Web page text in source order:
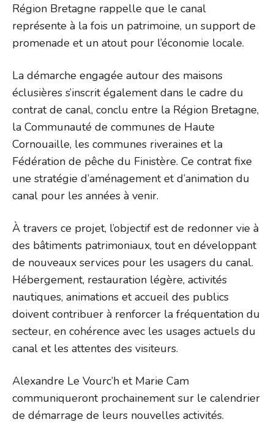
Région Bretagne rappelle que le canal
représente à la fois un patrimoine, un support de
promenade et un atout pour l’économie locale.
La démarche engagée autour des maisons
éclusières s’inscrit également dans le cadre du
contrat de canal, conclu entre la Région Bretagne,
la Communauté de communes de Haute
Cornouaille, les communes riveraines et la
Fédération de pêche du Finistère. Ce contrat fixe
une stratégie d’aménagement et d’animation du
canal pour les années à venir.
À travers ce projet, l’objectif est de redonner vie à
des bâtiments patrimoniaux, tout en développant
de nouveaux services pour les usagers du canal.
Hébergement, restauration légère, activités
nautiques, animations et accueil des publics
doivent contribuer à renforcer la fréquentation du
secteur, en cohérence avec les usages actuels du
canal et les attentes des visiteurs.
Alexandre Le Vourc’h et Marie Cam
communiqueront prochainement sur le calendrier
de démarrage de leurs nouvelles activités.